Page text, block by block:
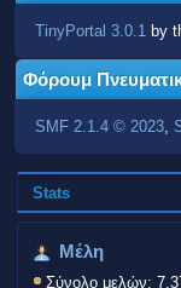
Stats
Μέλη
Σύνολο μελών:
TinyPortal 3.0.1 by
Φόρουμ
SMF 2.1.4 © 2023,